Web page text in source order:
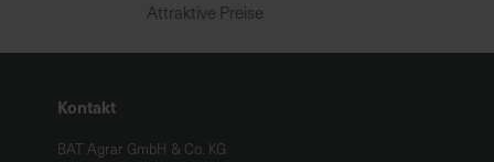
Attraktive Preise
Kontakt
BAT Agrar GmbH & Co. KG